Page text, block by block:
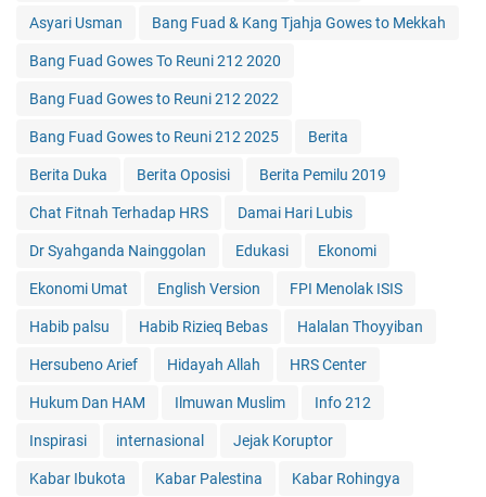
Asyari Usman Bang Fuad & Kang Tjahja Gowes to Mekkah
Bang Fuad Gowes To Reuni 212 2020
Bang Fuad Gowes to Reuni 212 2022
Bang Fuad Gowes to Reuni 212 2025 Berita
Berita Duka Berita Oposisi Berita Pemilu 2019
Chat Fitnah Terhadap HRS Damai Hari Lubis
Dr Syahganda Nainggolan Edukasi Ekonomi
Ekonomi Umat English Version FPI Menolak ISIS
Habib palsu Habib Rizieq Bebas Halalan Thoyyiban
Hersubeno Arief Hidayah Allah HRS Center
Hukum Dan HAM Ilmuwan Muslim Info 212
Inspirasi internasional Jejak Koruptor
Kabar Ibukota Kabar Palestina Kabar Rohingya